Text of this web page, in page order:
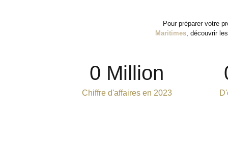
Pour préparer votre
Maritimes , découvrir les
Chiffre d'affaires en 2023
0 Million